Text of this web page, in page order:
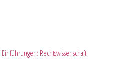
Rechtswissenschaft